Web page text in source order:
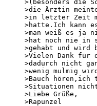
>(besonders die
>die Ärztin
>in letzter Zeit
>hatte.Ich kann
>man weiß es ja
>hat noch nie in
>gehabt und wird
>Vielen Dank
>dadurch nicht
>wenig mulmig
>Bauch
>Situationen
>Liebe Grüße,
>Rapunzel